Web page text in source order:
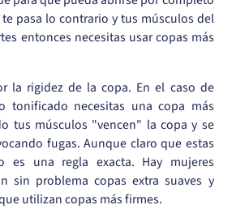
pasa lo contrario y tus músculos del
entonces necesitas usar copas más
la rigidez de la copa. En el caso de
tonificado necesitas una copa más
tus músculos "vencen" la copa y se
fugas. Aunque claro que estas
es una regla exacta. Hay mujeres
sin problema copas extra suaves y
utilizan copas más firmes.